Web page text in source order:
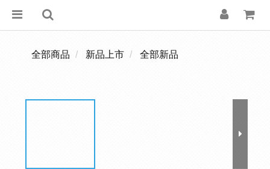
全部商品 新品上市 全部新品